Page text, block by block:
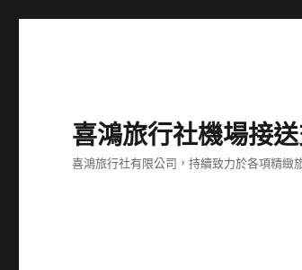
喜鴻旅行社機場接
喜鴻旅行社有限公司，持續致力於各項精緻